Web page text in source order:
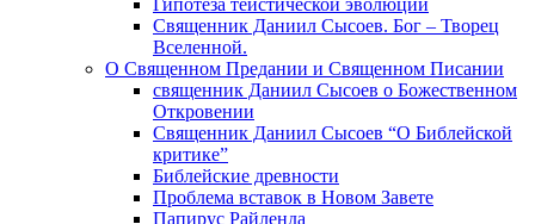
Гипотеза теистической эволюции
Священник Даниил Сысоев. Бог – Творец
Вселенной.
О Священном Предании и Священном Писании
священник Даниил Сысоев о Божественном
Откровении
Священник Даниил Сысоев “О Библейской
критике”
Библейские древности
Проблема вставок в Новом Завете
Папирус Райленда